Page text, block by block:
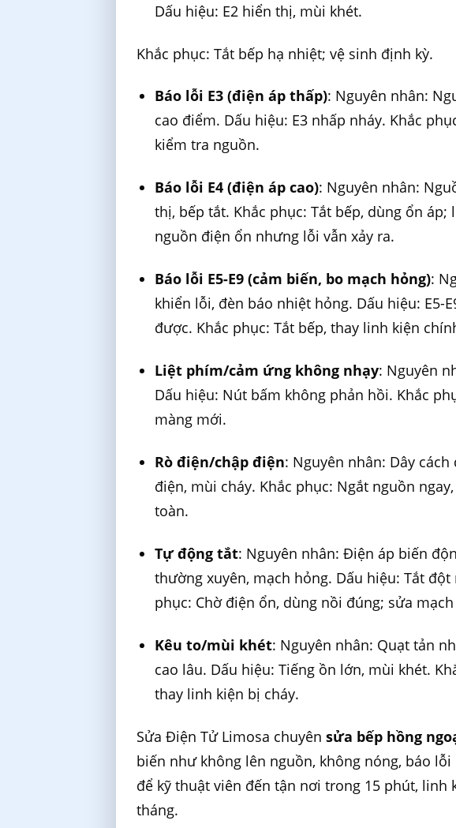
Dấu hiệu: E2 hiển thị, mùi khét.
Khắc phục: Tắt bếp hạ nhiệt; vệ sinh định kỳ.
Báo lỗi E3 (điện áp thấp): Nguyên nhân:
cao điểm. Dấu hiệu: E3 nhấp nháy. Khắc
kiểm tra nguồn.
Báo lỗi E4 (điện áp cao): Nguyên nhân:
thị, bếp tắt. Khắc phục: Tắt bếp, dùng ổn
nguồn điện ổn nhưng lỗi vẫn xảy ra.
Báo lỗi E5-E9 (cảm biến, bo mạch hỏng):
khiển lỗi, đèn báo nhiệt hỏng. Dấu hiệu: E5-
được. Khắc phục: Tắt bếp, thay linh kiện
Liệt phím/cảm ứng không nhạy: Nguyên
Dấu hiệu: Nút bấm không phản hồi. Khắc
màng mới.
Rò điện/chập điện: Nguyên nhân: Dây
điện, mùi cháy. Khắc phục: Ngắt nguồn
toàn.
Tự động tắt: Nguyên nhân: Điện áp biến
thường xuyên, mạch hỏng. Dấu hiệu: Tắt đột
phục: Chờ điện ổn, dùng nồi đúng; sửa
Kêu to/mùi khét: Nguyên nhân: Quạt tản
cao lâu. Dấu hiệu: Tiếng ồn lớn, mùi khét.
thay linh kiện bị cháy.
Sửa Điện Tử Limosa chuyênsửa bếp hồng
biến như không lên nguồn, không nóng, báo lỗi
để kỹ thuật viên đến tận nơi trong 15 phút, linh
tháng.